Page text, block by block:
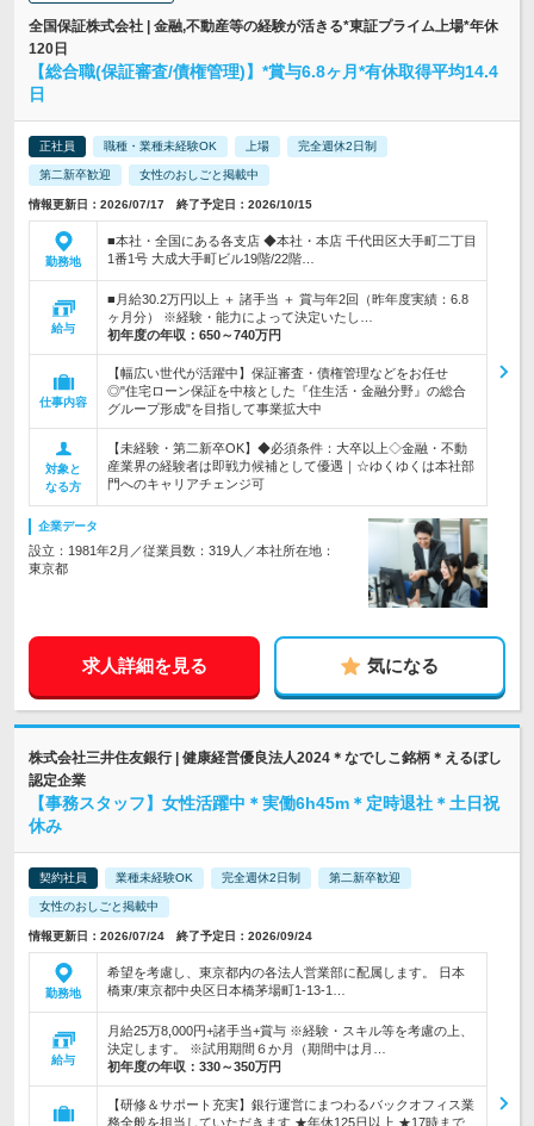
全国保証株式会社 | 金融,不動産等の経験が活きる*東証プライム上場*年休
120日
【総合職(保証審査/債権管理)】*賞与6.8ヶ月*有休取得平均14.4
日
正社員 職種・業種未経験OK 上場 完全週休2日制
第二新卒歓迎 女性のおしごと掲載中
情報更新日：2026/07/17 終了予定日：2026/10/15
勤務地
■本社・全国にある各支店 ◆本社・本店 千代田区大手町二丁目
1番1号 大成大手町ビル19階/22階…
給与
■月給30.2万円以上 ＋ 諸手当 ＋ 賞与年2回（昨年度実績：6.8
ヶ月分） ※経験・能力によって決定いたし…
初年度の年収： 650～740万円
仕事内容
【幅広い世代が活躍中】保証審査・債権管理などをお任せ
◎"住宅ローン保証を中核とした『住生活・金融分野』の総合
グループ形成"を目指して事業拡大中
対象と
なる方
【未経験・第二新卒OK】◆必須条件：大卒以上◇金融・不動
産業界の経験者は即戦力候補として優遇｜☆ゆくゆくは本社部
門へのキャリアチェンジ可
企業データ
設立：1981年2月／従業員数：319人／本社所在地：
東京都
求人詳細を見る 気になる
株式会社三井住友銀行 | 健康経営優良法人2024＊なでしこ銘柄＊えるぼし
認定企業
【事務スタッフ】女性活躍中＊実働6h45m＊定時退社＊土日祝
休み
契約社員 業種未経験OK 完全週休2日制 第二新卒歓迎
女性のおしごと掲載中
情報更新日：2026/07/24 終了予定日：2026/09/24
勤務地
希望を考慮し、東京都内の各法人営業部に配属します。 日本
橋東/東京都中央区日本橋茅場町1-13-1…
給与
月給25万8,000円+諸手当+賞与 ※経験・スキル等を考慮の上、
決定します。 ※試用期間６か月（期間中は月…
初年度の年収： 330～350万円
【研修＆サポート充実】銀行運営にまつわるバックオフィス業
務全般を担当していただきます ★年休125日以上 ★17時まで